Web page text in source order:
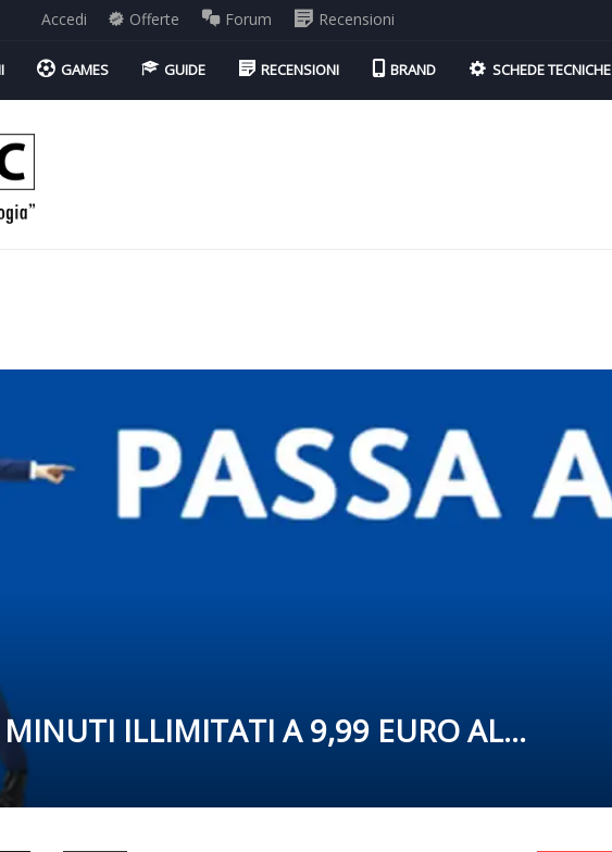
Accedi Offerte Forum Recensioni
GAMES GUIDE RECENSIONI BRAND SCHEDE TECNICHE
ILLIMITATI A 9,99 EURO AL...